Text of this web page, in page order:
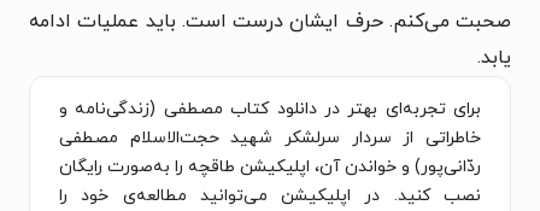
صحبت می‌کنم. حرف ایشان درست است. باید عملیات ادامه
یابد.
برای تجربه‌ای بهتر در دانلود کتاب مصطفی (زندگی‌نامه و
خاطراتی از سردار سرلشکر شهید حجت‌الاسلام مصطفی
ردّانی‌پور) و خواندن آن، اپلیکیشن طاقچه را به‌صورت رایگان
نصب کنید. در اپلیکیشن می‌توانید مطالعه‌ی خود را